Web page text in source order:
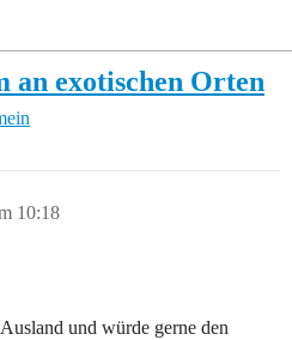
an exotischen Orten
10:18
und würde gerne den